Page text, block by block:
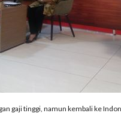
gaji tinggi, namun kembali ke